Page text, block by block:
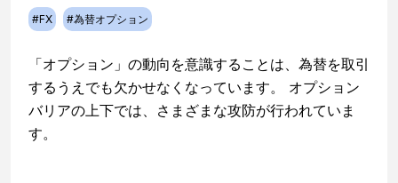
#FX #為替オプション
「オプション」の動向を意識することは、為替を取引
するうえでも欠かせなくなっています。 オプション
バリアの上下では、さまざまな攻防が行われていま
す。